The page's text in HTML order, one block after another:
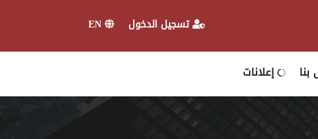
تسجيل الدخول
إعلانات